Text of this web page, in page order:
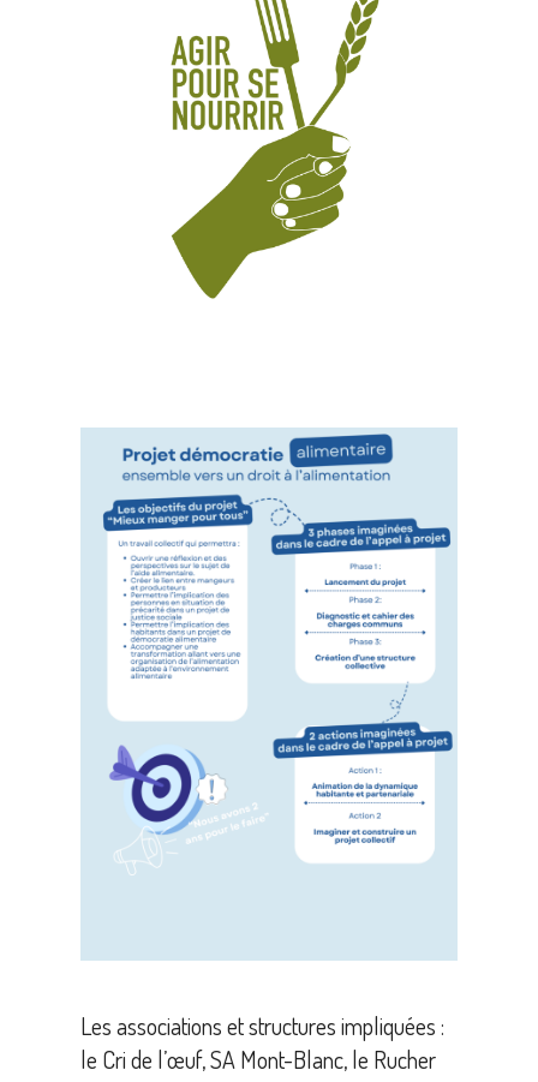
Les associations et structures impliquées :
le Cri de l’œuf, SA Mont-Blanc, le Rucher